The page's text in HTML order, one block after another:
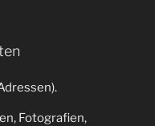
Fotografien,